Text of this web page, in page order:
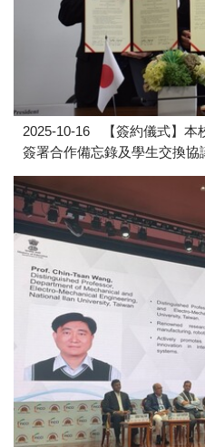
2025-10-16
【簽約儀式】
簽署合作備忘錄及學生交換